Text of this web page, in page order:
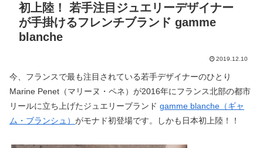
初上陸！ 若手注目ジュエリーデザイナー
が手掛けるフレンチブランド gamme
blanche
2019.12.10
今、フランスで最も注目されている若手デザイナーのひとり
Marine Penet（マリーヌ・ペネ）が2016年にフランス北部の都市
リールに立ち上げたジュエリーブランド gamme blanche（ギャ
ム・ブランシュ） がモナド初登場です。しかも日本初上陸！！